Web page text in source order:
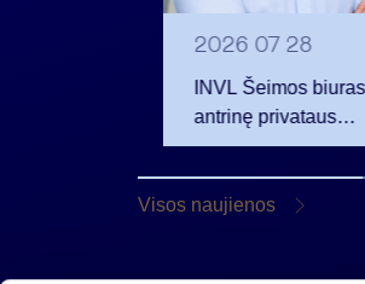
2026 07 28
INVL Šeimos
antrinę privataus
kapitalo rinką
investuojantį fondą
pritraukė 17,4 mln.
Visos naujienos